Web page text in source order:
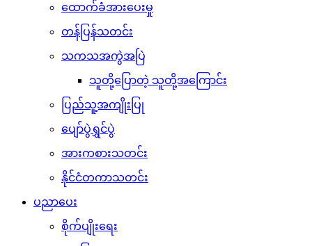
ထောက်ခံအားပေးမှု
တန်ပြန်သတင်း
သကသအကွဲအပြဲ
သူတို့ပြောတဲ့ သူတို့အကြောင်း
ပြည်သူ့အကျိုးပြု
ပျော်ပွဲရွှင်ပွဲ
အားကစားသတင်း
နိုင်ငံတကာသတင်း
ပညာပေး
စိုက်ပျိုးရေး